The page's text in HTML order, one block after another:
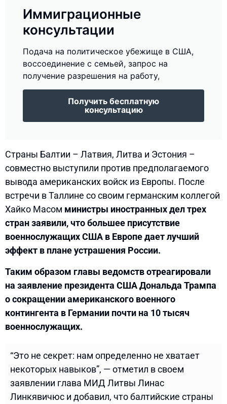
Иммиграционные
консультации
Подача на политическое убежище в США,
воссоединение с семьей, запрос на
получение разрешения на работу,
Получить бесплатную
консультацию
Страны Балтии – Латвия, Литва и Эстония –
совместно выступили против предполагаемого
вывода американских войск из Европы. После
встречи в Таллине со своим германским коллегой
Хайко Масом министры иностранных дел трех
стран заявили, что большее присутствие
военнослужащих США в Европе дает лучший
эффект в плане устрашения России.
Таким образом главы ведомств отреагировали
на заявление президента США Дональда Трампа
о сокращении американского военного
контингента в Германии почти на 10 тысяч
военнослужащих.
“Это не секрет: нам определенно не хватает
некоторых навыков”, — отметил в своем
заявлении глава МИД Литвы Линас
Линкявичюс и добавил, что балтийские страны